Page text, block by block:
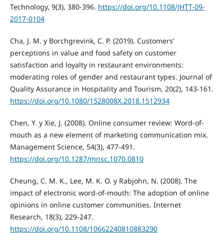
Technology, 9(3), 380-396. https://doi.org/10.1108/JHTT-09-
2017-0104
Cha, J. M. y Borchgrevink, C. P. (2019). Customers’
perceptions in value and food safety on customer
satisfaction and loyalty in restaurant environments:
moderating roles of gender and restaurant types. Journal of
Quality Assurance in Hospitality and Tourism, 20(2), 143-161.
https://doi.org/10.1080/1528008X.2018.1512934
Chen, Y. y Xie, J. (2008). Online consumer review: Word-of-
mouth as a new element of marketing communication mix.
Management Science, 54(3), 477-491.
https://doi.org/10.1287/mnsc.1070.0810
Cheung, C. M. K., Lee, M. K. O. y Rabjohn, N. (2008). The
impact of electronic word-of-mouth: The adoption of online
opinions in online customer communities. Internet
Research, 18(3), 229-247.
https://doi.org/10.1108/10662240810883290